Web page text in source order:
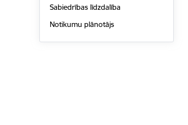
Sabiedrības līdzdalība
Notikumu plānotājs